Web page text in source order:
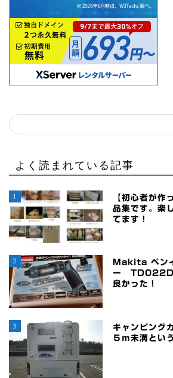
よく読まれている記事
1
【初心者が作
品集です。楽
てます！
2
Makita ペン
ー
良かった！
3
キャンピング
５ｍ未満とい